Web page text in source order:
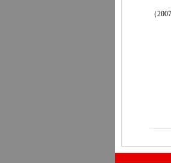
（
杨
陆
周